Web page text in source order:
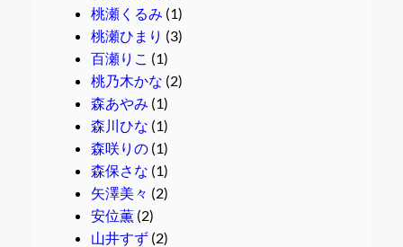
桃瀬くるみ (1)
桃瀬ひまり (3)
百瀬りこ (1)
桃乃木かな (2)
森あやみ (1)
森川ひな (1)
森咲りの(1)
森保さな (1)
矢澤美々 (2)
安位薫(2)
山井すず(2)